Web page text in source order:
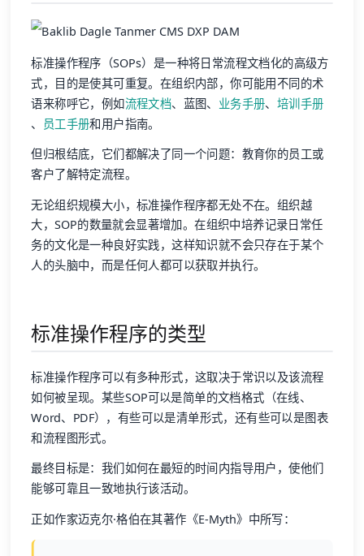
标准操作程序（SOPs）是一种将日常流程文档化的高级方
式，目的是使其可重复。在组织内部，你可能用不同的术
语来称呼它，例如流程文档、蓝图、 业务手册、 培训手册
、 员工手册和用户指南。
但归根结底，它们都解决了同一个问题：教育你的员工或
客户了解特定流程。
无论组织规模大小，标准操作程序都无处不在。组织越
大，SOP的数量就会显著增加。在组织中培养记录日常任
务的文化是一种良好实践，这样知识就不会只存在于某个
人的头脑中，而是任何人都可以获取并执行。
标准操作程序的类型
标准操作程序可以有多种形式，这取决于常识以及该流程
如何被呈现。某些SOP可以是简单的文档格式（在线、
Word、PDF），有些可以是清单形式，还有些可以是图表
和流程图形式。
最终目标是：我们如何在最短的时间内指导用户，使他们
能够可靠且一致地执行该活动。
正如作家迈克尔·格伯在其著作《E-Myth》中所写：